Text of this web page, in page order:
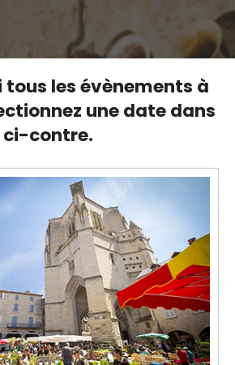
tous les évènements à
une date dans
ci-contre.